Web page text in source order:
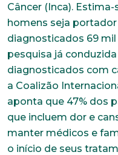
Câncer (Inca).
homens seja
diagnosticados 69
pesquisa já
diagnosticados com
a Coalizão
aponta que 47% dos
que incluem dor e
manter médicos e
o início de seus